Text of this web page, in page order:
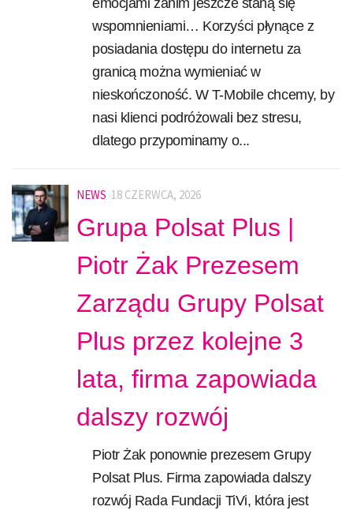
emocjami zanim jeszcze staną się
wspomnieniami… Korzyści płynące z
posiadania dostępu do internetu za
granicą można wymieniać w
nieskończoność. W T-Mobile chcemy, by
nasi klienci podróżowali bez stresu,
dlatego przypominamy o...
NEWS 18 CZERWCA, 2026
Grupa Polsat Plus |
Piotr Żak Prezesem
Zarządu Grupy Polsat
Plus przez kolejne 3
lata, firma zapowiada
dalszy rozwój
Piotr Żak ponownie prezesem Grupy
Polsat Plus. Firma zapowiada dalszy
rozwój Rada Fundacji TiVi, która jest